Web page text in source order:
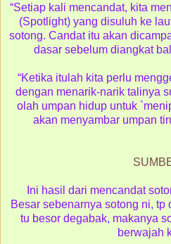
“Setiap kali mencandat, kita
(Spotlight) yang disuluh ke
sotong. Candat itu akan
dasar sebelum diangkat
“Ketika itulah kita perlu
dengan menarik-narik talinya
olah umpan hidup untuk
akan menyambar umpan
Ini hasil dari mencandat
Besar sebenarnya sotong ni,
tu besor degabak, makanya
berwajah